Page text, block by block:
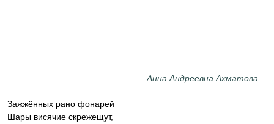
Анна Андреевна Ахматова
Зажжённых рано фонарей
Шары висячие скрежещут,